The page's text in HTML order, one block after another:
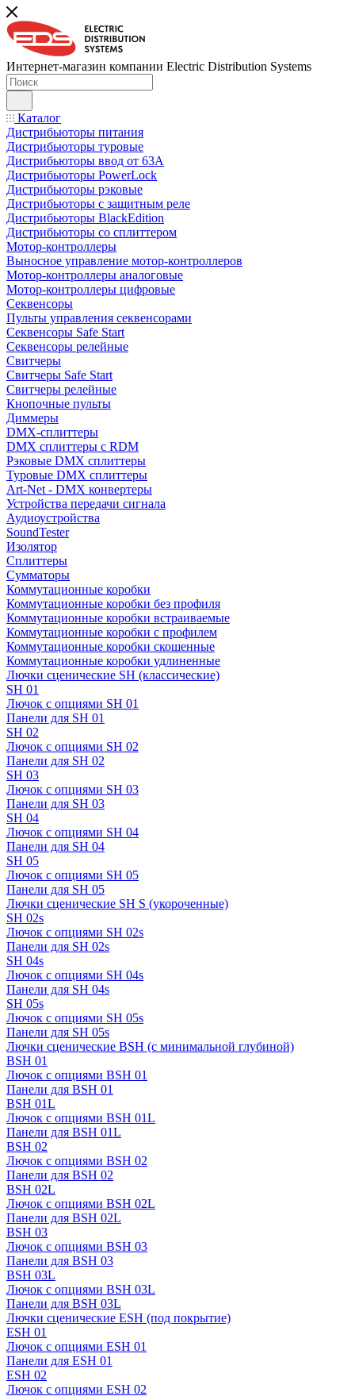
Интернет-магазин компании Electric Distribution Systems
Каталог
Дистрибьюторы питания
Дистрибьюторы туровые
Дистрибьюторы ввод от 63A
Дистрибьюторы PowerLock
Дистрибьюторы рэковые
Дистрибьюторы с защитным реле
Дистрибьюторы BlackEdition
Дистрибьюторы со сплиттером
Мотор-контроллеры
Выносное управление мотор-контроллеров
Мотор-контроллеры аналоговые
Мотор-контроллеры цифровые
Секвенсоры
Пульты управления секвенсорами
Секвенсоры Safe Start
Секвенсоры релейные
Свитчеры
Свитчеры Safe Start
Свитчеры релейные
Кнопочные пульты
Диммеры
DMX-сплиттеры
DMX сплиттеры с RDM
Рэковые DMX сплиттеры
Туровые DMX сплиттеры
Art-Net - DMX конвертеры
Устройства передачи сигнала
Аудиоустройства
SoundTester
Изолятор
Сплиттеры
Сумматоры
Коммутационные коробки
Коммутационные коробки без профиля
Коммутационные коробки встраиваемые
Коммутационные коробки с профилем
Коммутационные коробки скошенные
Коммутационные коробки удлиненные
Лючки сценические SH (классические)
SH 01
Лючок с опциями SH 01
Панели для SH 01
SH 02
Лючок с опциями SH 02
Панели для SH 02
SH 03
Лючок с опциями SH 03
Панели для SH 03
SH 04
Лючок с опциями SH 04
Панели для SH 04
SH 05
Лючок с опциями SH 05
Панели для SH 05
Лючки сценические SH S (укороченные)
SH 02s
Лючок с опциями SH 02s
Панели для SH 02s
SH 04s
Лючок с опциями SH 04s
Панели для SH 04s
SH 05s
Лючок с опциями SH 05s
Панели для SH 05s
Лючки сценические BSH (с минимальной глубиной)
BSH 01
Лючок с опциями BSH 01
Панели для BSH 01
BSH 01L
Лючок с опциями BSH 01L
Панели для BSH 01L
BSH 02
Лючок с опциями BSH 02
Панели для BSH 02
BSH 02L
Лючок с опциями BSH 02L
Панели для BSH 02L
BSH 03
Лючок с опциями BSH 03
Панели для BSH 03
BSH 03L
Лючок с опциями BSH 03L
Панели для BSH 03L
Лючки сценические ESH (под покрытие)
ESH 01
Лючок с опциями ESH 01
Панели для ESH 01
ESH 02
Лючок с опциями ESH 02